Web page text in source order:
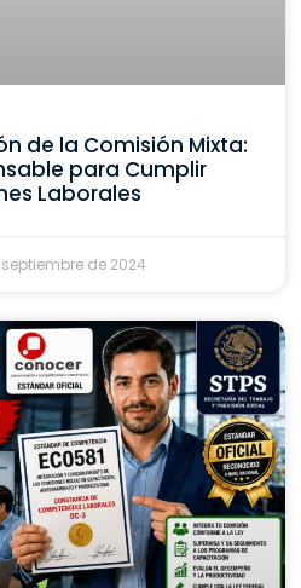
de la Comisión Mixta:
para Cumplir
Laborales
de 2024